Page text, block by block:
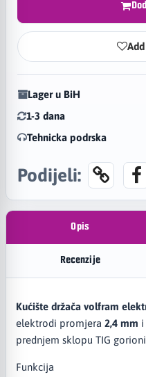
Lager u BiH
1-3 dana
Tehnicka podrska
Podijeli:
Opis
Recenzije
Kućište držača volfram
elektrodi promjera 2,4 mm i
prednjem sklopu TIG
Funkcija